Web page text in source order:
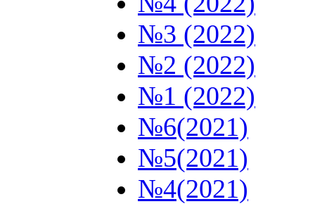
№3 (2022)
№2 (2022)
№1 (2022)
№6(2021)
№5(2021)
№4(2021)